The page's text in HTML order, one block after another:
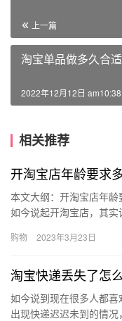
上一篇
淘宝单品做多久合
2022年12月12日 am10:38
相关推荐
开淘宝店年龄要求
本文大纲：开淘宝店年
如今说起开淘宝店，其
业项…
购物 2023年3月23日
淘宝快递丢失了怎
如今说到现在很多人都
出现快递迟迟未到的情